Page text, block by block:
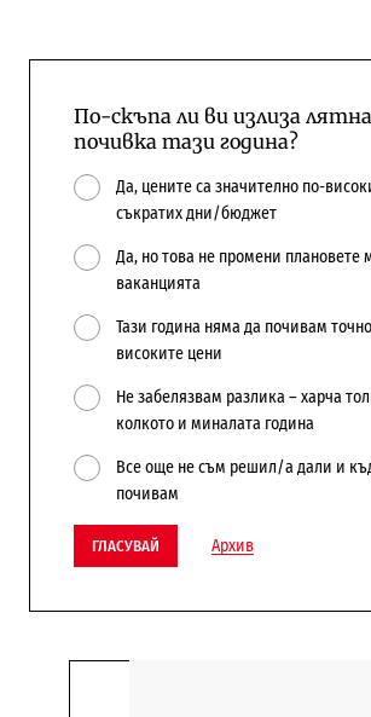
По-скъпа ли ви излиза
почивка тази година?
Да, цените са значително по-
съкратих дни/бюджет
Да, но това не промени плановете
ваканцията
Тази година няма да почивам
високите цени
Не забелязвам разлика – харча
колкото и миналата година
Все още не съм решил/а дали и
почивам
ГЛАСУВАЙ Архив